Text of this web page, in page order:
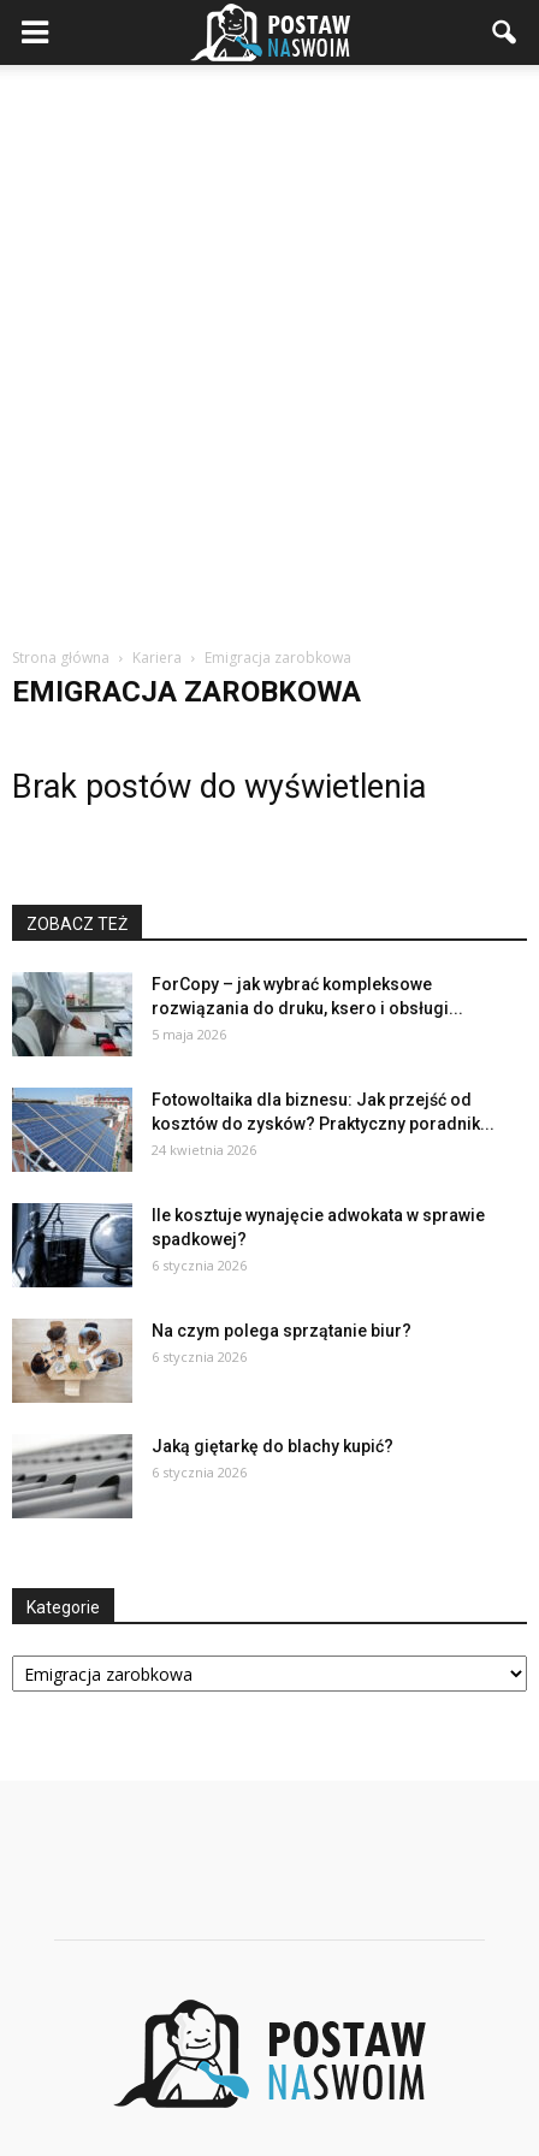
Strona główna Kariera Emigracja zarobkowa
EMIGRACJA ZAROBKOWA
Brak postów do wyświetlenia
ZOBACZ TEŻ
ForCopy – jak wybrać kompleksowe
rozwiązania do druku, ksero i obsługi...
5 maja 2026
Fotowoltaika dla biznesu: Jak przejść od
kosztów do zysków? Praktyczny poradnik...
24 kwietnia 2026
Ile kosztuje wynajęcie adwokata w sprawie
spadkowej?
6 stycznia 2026
Na czym polega sprzątanie biur?
6 stycznia 2026
Jaką giętarkę do blachy kupić?
6 stycznia 2026
Kategorie
Kategorie